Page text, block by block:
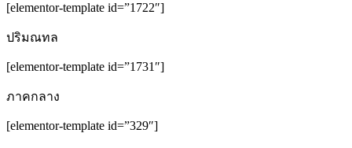
[elementor-template id=”1722″]
ปริมณทล
[elementor-template id=”1731″]
ภาคกลาง
[elementor-template id=”329″]